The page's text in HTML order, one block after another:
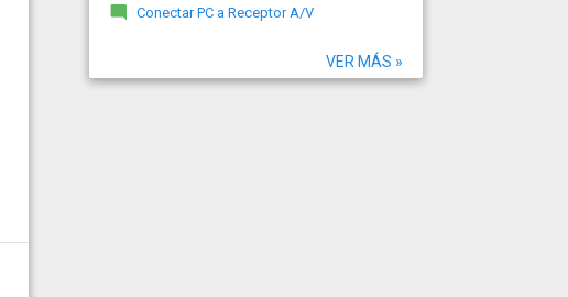
Conectar PC a Receptor A/V
VER MÁS »